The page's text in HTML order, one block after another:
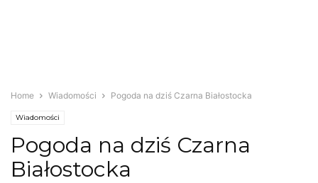
Home Wiadomości Pogoda na dziś Czarna Białostocka
Wiadomości
Pogoda na dziś Czarna
Białostocka